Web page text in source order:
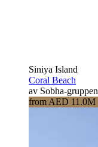
Siniya Island
Coral Beach
av Sobha-gruppen
from AED 11.0M